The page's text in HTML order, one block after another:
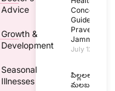
Advice
Growth &
Development
Seasonal
Illnesses
Concerns: A
Guide by Dr.
Praveen |
Jammikunta
July 12, 2026
పిల్లలలో
మలబద్ధకం: